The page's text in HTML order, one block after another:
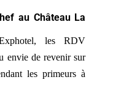
au Château La
les RDV
envie de revenir sur
les primeurs à